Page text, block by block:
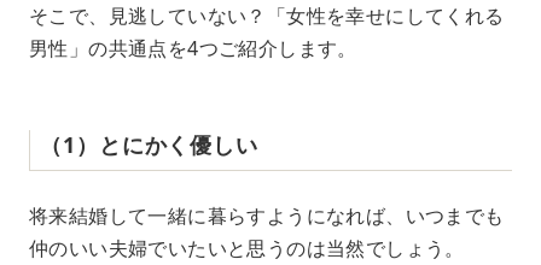
そこで、見逃していない？「女性を幸せにしてくれる
男性」の共通点を4つご紹介します。
（1）とにかく優しい
将来結婚して一緒に暮らすようになれば、いつまでも
仲のいい夫婦でいたいと思うのは当然でしょう。